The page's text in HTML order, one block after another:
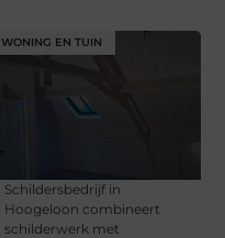
WONING EN TUIN
Schildersbedrijf in
Hoogeloon combineert
schilderwerk met